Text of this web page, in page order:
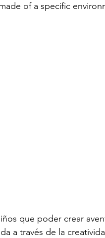
of a specific
que poder crear
a través de la